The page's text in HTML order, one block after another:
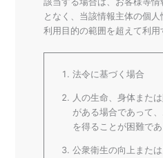
となく、当該情報主体の個人
利用目的の範囲を超えて利用
法令に基づく場合
人の生命、身体また
がある場合であって
を得ることが困難で
公衆衛生の向上また